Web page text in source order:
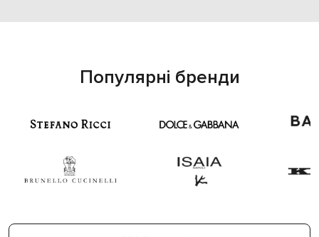
Популярні бренди